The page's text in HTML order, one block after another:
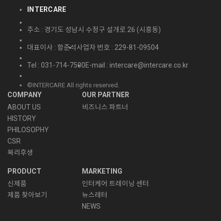
INTERCARE
주소 : 경기도 성남시 수정구 설개로 26 (시흥동)
대표이사 : 함준석사업자 번호 : 229-81-09504
Tel : 031-714-7500E-mail : intercare@intercare.co.kr
©INTERCARE All rights reserved.
COMPANY
ABOUT US
HISTORY
PHILOSOPHY
CSR
복리후생
OUR PARTNER
비즈니스 파트너
PRODUCT
신제품
제품 찾아보기
MARKETING
인터케어 트레이닝 센터
뉴스레터
NEWS